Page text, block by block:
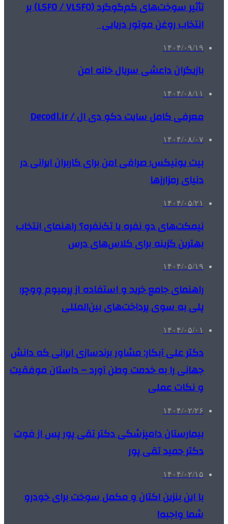
تأثیر سوخت‌های کم‌گوگرد (LSFO / VLSFO) بر
انتخاب روغن موتور دریایی
۱۴۰۴/۰۹/۱۹
بازیگران داعشی سریال خانه امن
۱۴۰۴/۰۸/۱۱
معرفی کامل سایت دکو دی ال / Decodl.ir
۱۴۰۴/۰۸/۰۷
بیت یونیکس؛ صرافی امن برای کاربران ایرانی در
دنیای رمزارزها
۱۴۰۴/۰۵/۲۱
نیمکت‌های دو نفره یا تک‌نفره؟ راهنمای انتخاب
بهترین گزینه برای کلاس‌های درس
۱۴۰۴/۰۵/۱۹
راهنمای جامع خرید و استفاده از پرمیوم ووچر؛
پلی به سوی پرداخت‌های بین‌المللی
۱۴۰۴/۰۵/۰۱
دکتر علی آبکار: مشاور برندسازی ایرانی که دانش
جهانی را به خدمت وطن آورد – داستان موفقیت
و نکات عملی
۱۴۰۴/۰۲/۲۶
بیمارستان دامپزشکی دکتر تقی پور پس از فوت
دکتر حمید تقی پور
۱۴۰۴/۰۲/۱۵
با این بنزین اکتان و مکمل سوخت برای خودرو
شما واجبه!